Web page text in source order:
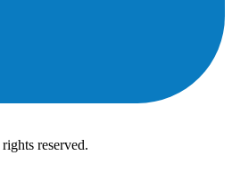
reserved.